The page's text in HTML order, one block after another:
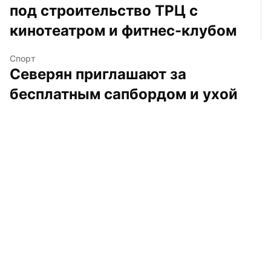
под строительство ТРЦ с
кинотеатром и фитнес-клубом
Спорт
Северян приглашают за
бесплатным сапбордом и ухой